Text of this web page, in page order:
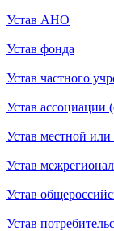
Устав АНО
Устав фонда
Устав частного
Устав ассоциации
Устав местной
Устав
Устав
Устав